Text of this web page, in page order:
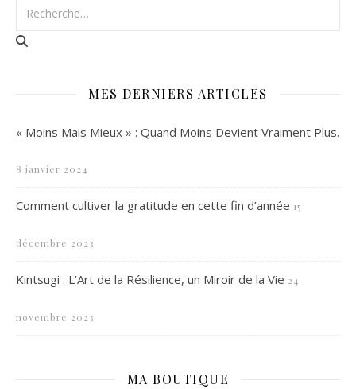
MES DERNIERS ARTICLES
« Moins Mais Mieux » : Quand Moins Devient Vraiment Plus.
8 janvier 2024
Comment cultiver la gratitude en cette fin d’année 15
décembre 2023
Kintsugi : L’Art de la Résilience, un Miroir de la Vie 24
novembre 2023
MA BOUTIQUE